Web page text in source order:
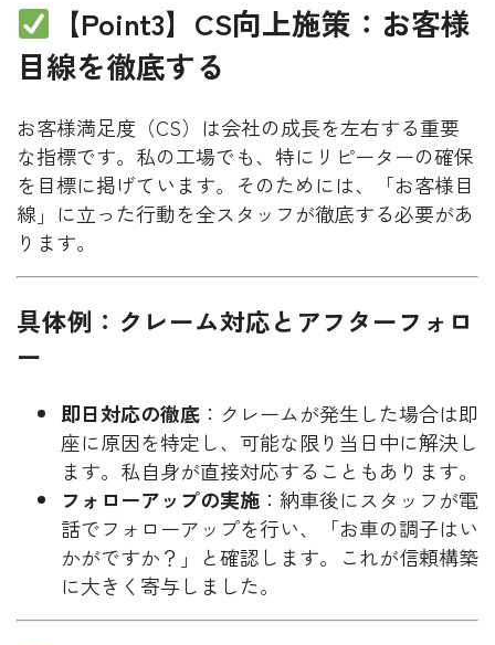
【Point3】CS向上施策：お客様
目線を徹底する
お客様満足度（CS）は会社の成長を左右する重要
な指標です。私の工場でも、特にリピーターの確保
を目標に掲げています。そのためには、「お客様目
線」に立った行動を全スタッフが徹底する必要があ
ります。
具体例：クレーム対応とアフターフォロ
ー
即日対応の徹底 ：クレームが発生した場合は即
座に原因を特定し、可能な限り当日中に解決し
ます。私自身が直接対応することもあります。
フォローアップの実施 ：納車後にスタッフが電
話でフォローアップを行い、「お車の調子はい
かがですか？」と確認します。これが信頼構築
に大きく寄与しました。